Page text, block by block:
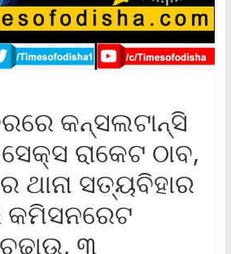
କନ୍‌ସଲଟାନ୍ସି
ରାକେଟ ଠାବ,
ଥାନା ସତ୍ୟବିହାର
କମିସନରେଟ
୩